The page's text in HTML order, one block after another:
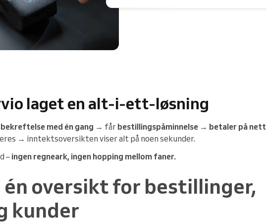
laget en alt-i-ett-løsning
med én gang → får bestillingspåminnelse → betaler på nett
→ inntektsoversikten viser alt på noen sekunder.
– ingen regneark, ingen hopping mellom faner.
én oversikt for bestillinger,
kunder